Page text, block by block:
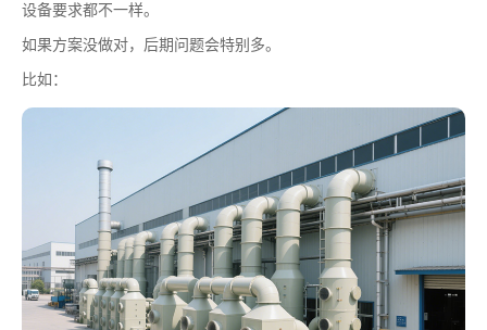
设备要求都不一样。
如果方案没做对，后期问题会特别多。
比如：